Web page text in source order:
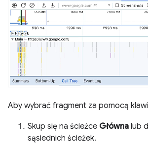
Aby wybrać fragment za pomocą
Skup się na ścieżce Główna lub
sąsiednich ścieżek.